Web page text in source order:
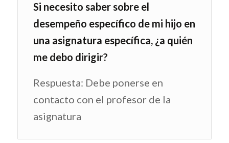
Si necesito saber sobre el
desempeño específico de mi hijo en
una asignatura específica, ¿a quién
me debo dirigir?
Respuesta: Debe ponerse en
contacto con el profesor de la
asignatura